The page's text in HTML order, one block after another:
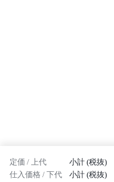
定価 / 上代 小計 (税抜)
仕入価格 / 下代 小計 (税抜)